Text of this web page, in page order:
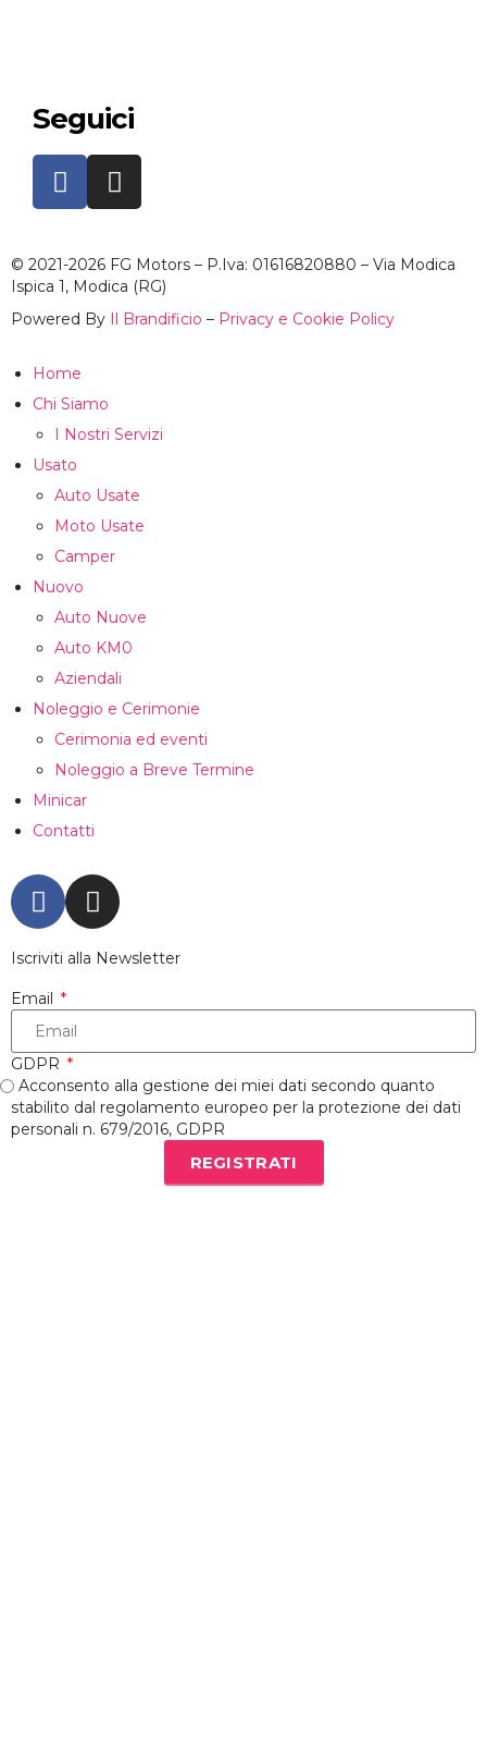
Seguici
© 2021-2026 FG Motors – P.Iva: 01616820880 – Via Modica
Ispica 1, Modica (RG)
Powered By Il Brandificio – Privacy e Cookie Policy
Home
Chi Siamo
I Nostri Servizi
Usato
Auto Usate
Moto Usate
Camper
Nuovo
Auto Nuove
Auto KM0
Aziendali
Noleggio e Cerimonie
Cerimonia ed eventi
Noleggio a Breve Termine
Minicar
Contatti
Iscriviti alla Newsletter
Email
GDPR
Acconsento alla gestione dei miei dati secondo quanto
stabilito dal regolamento europeo per la protezione dei dati
personali n. 679/2016, GDPR
REGISTRATI